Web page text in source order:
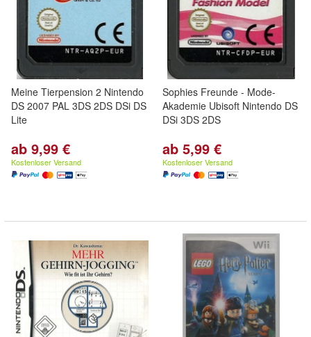
Meine Tierpension 2 Nintendo
DS 2007 PAL 3DS 2DS DSi DS
Lite
ab 9,99 €
Kostenloser Versand
Sophies Freunde - Mode-
Akademie Ubisoft Nintendo DS
DSi 3DS 2DS
ab 5,99 €
Kostenloser Versand